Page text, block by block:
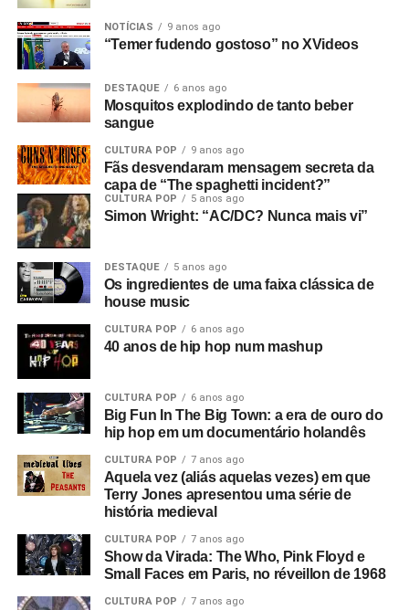
NOTÍCIAS 9 anos ago
“Temer fudendo gostoso” no XVideos
DESTAQUE 6 anos ago
Mosquitos explodindo de tanto beber
sangue
CULTURA POP 9 anos ago
Fãs desvendaram mensagem secreta da
capa de “The spaghetti incident?”
CULTURA POP 5 anos ago
Simon Wright: “AC/DC? Nunca mais vi”
DESTAQUE 5 anos ago
Os ingredientes de uma faixa clássica de
house music
CULTURA POP 6 anos ago
40 anos de hip hop num mashup
CULTURA POP 6 anos ago
Big Fun In The Big Town: a era de ouro do
hip hop em um documentário holandês
CULTURA POP 7 anos ago
Aquela vez (aliás aquelas vezes) em que
Terry Jones apresentou uma série de
história medieval
CULTURA POP 7 anos ago
Show da Virada: The Who, Pink Floyd e
Small Faces em Paris, no réveillon de 1968
CULTURA POP 7 anos ago